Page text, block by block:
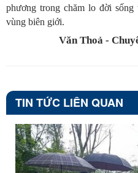
phương trong chăm lo đời
vùng biên giới.
Văn Thoả -
TIN TỨC LIÊN QUAN